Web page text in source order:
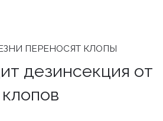
ПЕРЕНОСЯТ КЛОПЫ
дезинсекция от
клопов